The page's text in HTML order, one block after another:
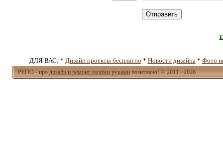
Отправить
ДЛЯ ВАС: * Дизайн проекты бесплатно * Новости дизайна* Фото
РЕПО - продизайн и ремонт своими рукамипозитивно! © 2011 - 2026